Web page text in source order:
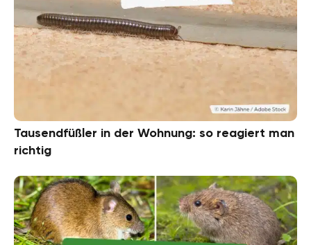
Tausendfüßler in der Wohnung: so reagiert man
richtig